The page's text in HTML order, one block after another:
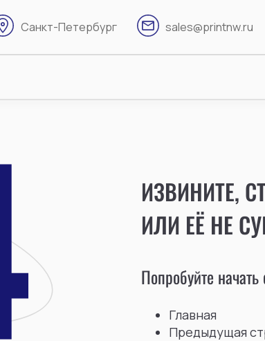
Санкт-Петербург sales@printnw.ru
ИЗВИНИТЕ,
ИЛИ ЕЁ НЕ
Попробуйте
Главная
Предыдущая